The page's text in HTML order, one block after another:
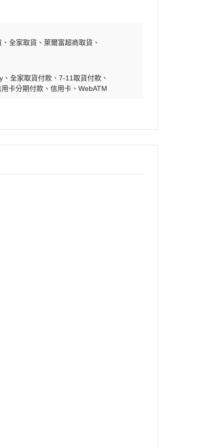
全家取貨
萊爾富超商取貨
全家取貨付款
7-11取貨付款
用卡分期付款 信用卡 WebATM